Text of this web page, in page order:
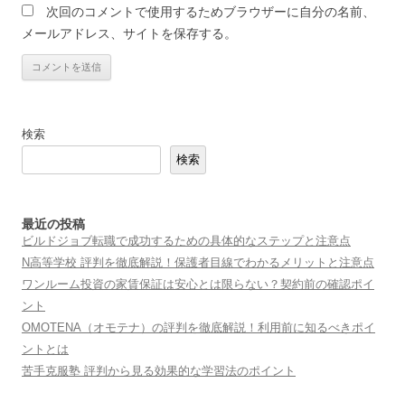
次回のコメントで使用するためブラウザーに自分の名前、
メールアドレス、サイトを保存する。
検索
検索
最近の投稿
ビルドジョブ転職で成功するための具体的なステップと注意点
N高等学校 評判を徹底解説！保護者目線でわかるメリットと注意点
ワンルーム投資の家賃保証は安心とは限らない？契約前の確認ポイ
ント
OMOTENA（オモテナ）の評判を徹底解説！利用前に知るべきポイ
ントとは
苦手克服塾 評判から見る効果的な学習法のポイント